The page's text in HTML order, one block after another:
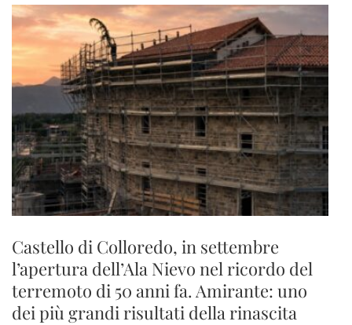
Castello di Colloredo, in settembre
l’apertura dell’Ala Nievo nel ricordo del
terremoto di 50 anni fa. Amirante: uno
dei più grandi risultati della rinascita